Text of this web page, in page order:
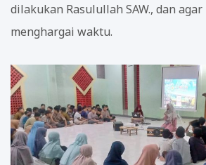
dilakukan Rasulullah SAW., dan
menghargai waktu.